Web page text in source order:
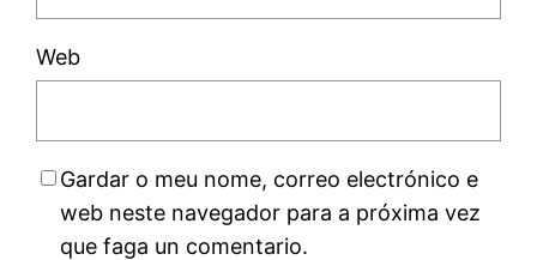
Web
Gardar o meu nome, correo electrónico e
web neste navegador para a próxima vez
que faga un comentario.